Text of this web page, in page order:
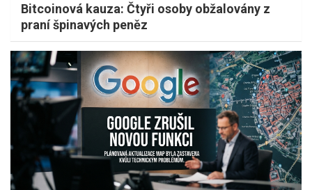
Bitcoinová kauza: Čtyři osoby obžalovány z
praní špinavých peněz